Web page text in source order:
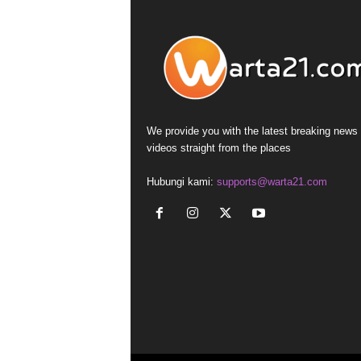
We provide you with the latest breaking news
videos straight from the places
Hubungi kami: supports@warta21.com